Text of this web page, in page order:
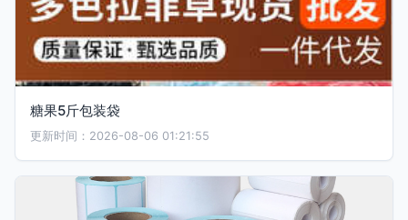
糖果5斤包装袋
更新时间：2026-08-06 01:21:55